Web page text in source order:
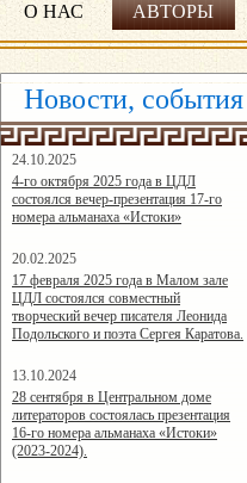
О НАС АВТОРЫ
Новости, события
24.10.2025
16:19:07
4-го октября 2025 года в ЦДЛ
состоялся вечер-презентация 17-го
номера альманаха «Истоки»
20.02.2025
14:24:00
17 февраля 2025 года в Малом зале
ЦДЛ состоялся совместный
творческий вечер писателя Леонида
Подольского и поэта Сергея Каратова.
13.10.2024
14:08:11
28 сентября в Центральном доме
литераторов состоялась презентация
16-го номера альманаха «Истоки»
(2023-2024).